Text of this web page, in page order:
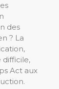
des
? La
difficile,
Act aux